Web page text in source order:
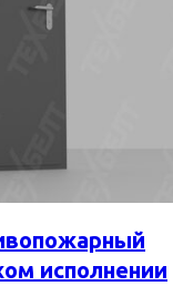
исполнении